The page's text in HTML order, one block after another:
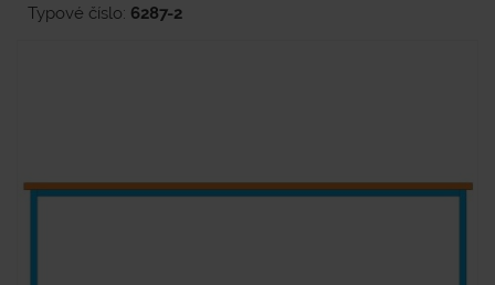
Typové číslo: 6287-2